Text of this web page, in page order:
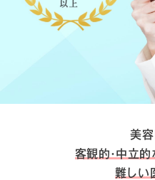
美
客観的・中立
難しい